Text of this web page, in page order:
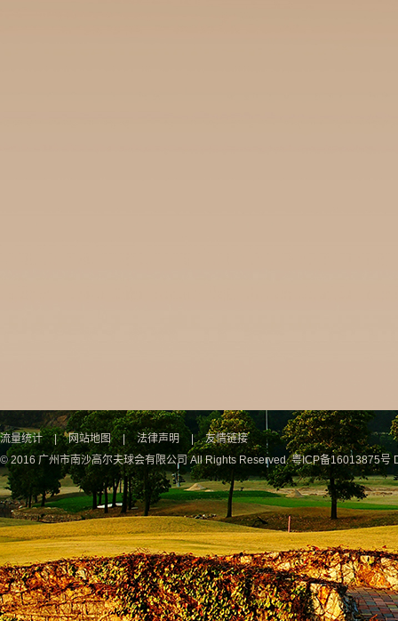
流量统计 | 网站地图 | 法律声明
友情链接
© 2016 广州市南沙高尔夫球会有限公司 All Rights Reserved.粤ICP备16013875号